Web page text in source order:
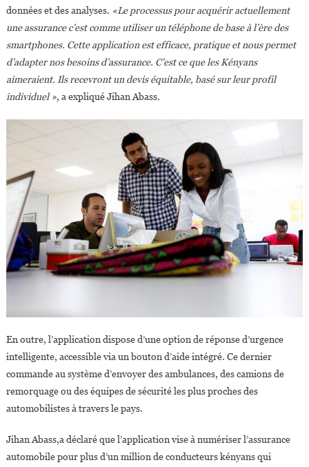
données et des analyses. «Le processus pour acquérir actuellement
une assurance c’est comme utiliser un téléphone de base à l’ère des
smartphones. Cette application est efficace, pratique et nous permet
d’adapter nos besoins d’assurance. C’est ce que les Kényans
aimeraient. Ils recevront un devis équitable, basé sur leur profil
individuel », a expliqué Jihan Abass.
En outre, l’application dispose d’une option de réponse d’urgence
intelligente, accessible via un bouton d’aide intégré. Ce dernier
commande au système d’envoyer des ambulances, des camions de
remorquage ou des équipes de sécurité les plus proches des
automobilistes à travers le pays.
Jihan Abass,a déclaré que l’application vise à numériser l’assurance
automobile pour plus d’un million de conducteurs kényans qui